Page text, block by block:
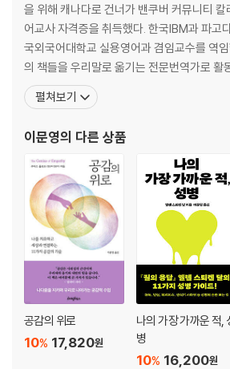
을 위해 캐나다로 건너가 밴쿠버 커뮤니티
어교사 자격증을 취득했다. 한국IBM과 파고
국외국어대학교 실용영어과 겸임교수를 역
의 책들을 우리말로 옮기는 전문번역가로 활
로는 『그레인 브레인』, 『힐링 코드』, 『치유 혁
각을 지배하는가』, 『병 없이 살려면 의자부터
펼쳐보기
이문영의 다른 상품
공감의 위로
17,820원
10%
나의 가장 가까운 적,
병
16,200원
10%